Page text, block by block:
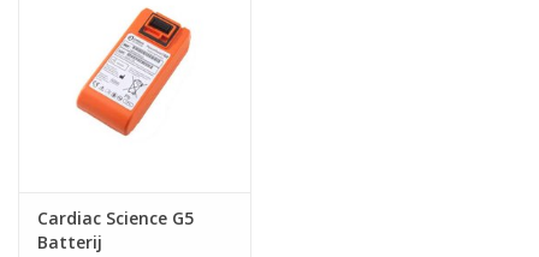
Cardiac Science G5
Batterij